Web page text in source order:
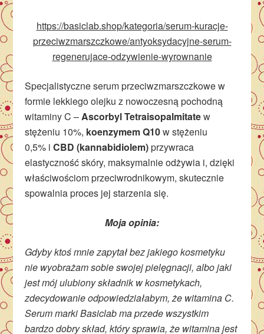
https://basiclab.shop/kategoria/serum-kuracje-
przeciwzmarszczkowe/antyoksydacyjne-serum-
regenerujace-odzywienie-wyrownanie
Specjalistyczne serum przeciwzmarszczkowe w
formie lekkiego olejku z nowoczesną pochodną
witaminy C –Ascorbyl Tetraisopalmitatew
stężeniu 10%, koenzymem Q10w stężeniu
0,5% iCBD (kannabidiolem)przywraca
elastyczność skóry, maksymalnie odżywia i, dzięki
właściwościom przeciwrodnikowym, skutecznie
spowalnia proces jej starzenia się.
Moja opinia:
Gdyby ktoś mnie zapytał bez jakiego kosmetyku
nie wyobrażam sobie swojej pielęgnacji, albo jaki
jest mój ulubiony składnik w kosmetykach,
zdecydowanie odpowiedziałabym, że witamina C.
Serum marki Basiclab ma przede wszystkim
bardzo dobry skład, który sprawia, że witamina jest